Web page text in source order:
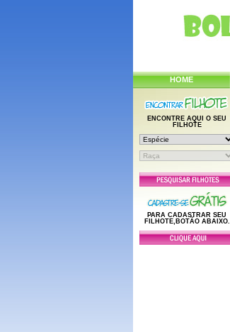
HOME
ENCONTRE AQUI O SEU
FILHOTE
PARA CADASTRAR SEU
FILHOTE,BOTÃO ABAIXO.